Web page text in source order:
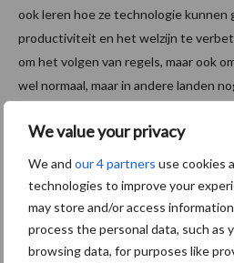
We value your privacy
We and our 4 partners use cookies
technologies to improve your
may store and/or access
process the personal data, such as
browsing data, for purposes like
ook leren hoe ze technologie kunnen
productiviteit en het welzijn te
om het volgen van regels, maar ook
wel normaal, maar in andere landen